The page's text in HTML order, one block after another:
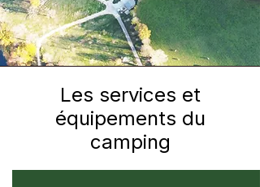
Les services et
équipements du
camping